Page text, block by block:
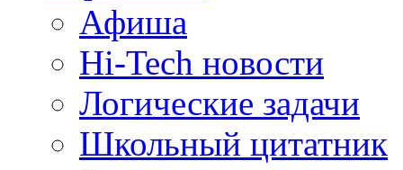
Афиша
Hi-Tech новости
Логические задачи
Школьный цитатник